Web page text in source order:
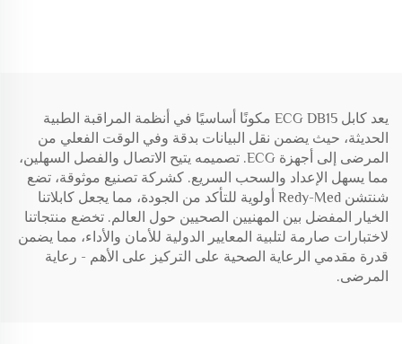
يعد كابل ECG DB15 مكونًا أساسيًا في أنظمة المراقبة الطبية
الحديثة، حيث يضمن نقل البيانات بدقة وفي الوقت الفعلي من
المرضى إلى أجهزة ECG. تصميمه يتيح الاتصال والفصل السهلين،
مما يسهل الإعداد والسحب السريع. كشركة تصنيع موثوقة، تضع
شنتشن Redy-Med أولوية للتأكد من الجودة، مما يجعل كابلاتنا
الخيار المفضل بين المهنيين الصحيين حول العالم. تخضع منتجاتنا
لاختبارات صارمة لتلبية المعايير الدولية للأمان والأداء، مما يضمن
قدرة مقدمي الرعاية الصحية على التركيز على الأهم - رعاية
المرضى.